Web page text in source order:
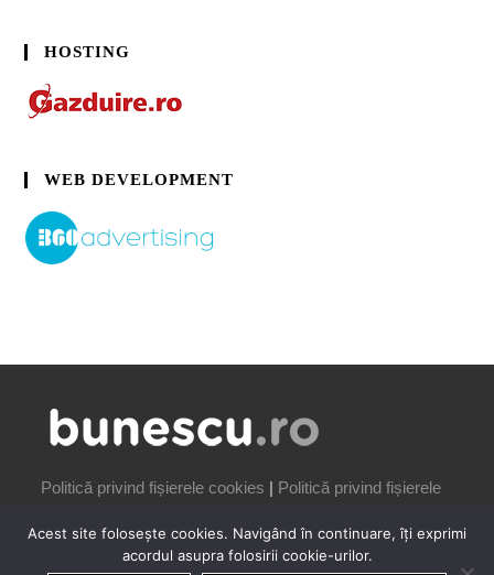
HOSTING
WEB DEVELOPMENT
Politică privind fișierele cookies | Politică privind fișierele
Acest site folosește cookies. Navigând în continuare, îți exprimi
acordul asupra folosirii cookie-urilor.